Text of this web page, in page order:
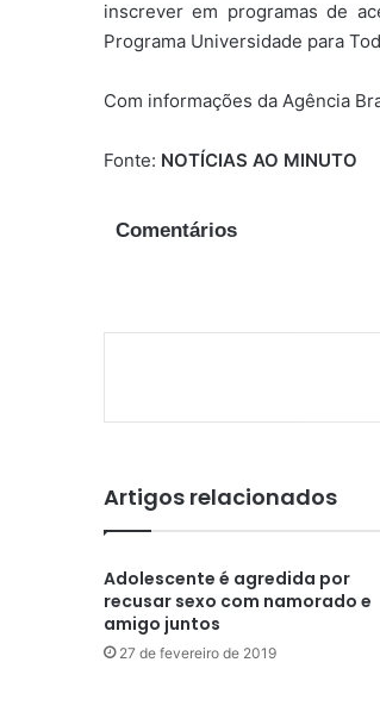
inscrever em programas de
Programa Universidade para
Com informações da Agência
Fonte: NOTÍCIAS AO MINUTO
Comentários
Artigos relacionados
Adolescente é agredida por
recusar sexo com namorado e
amigo juntos
27 de fevereiro de 2019